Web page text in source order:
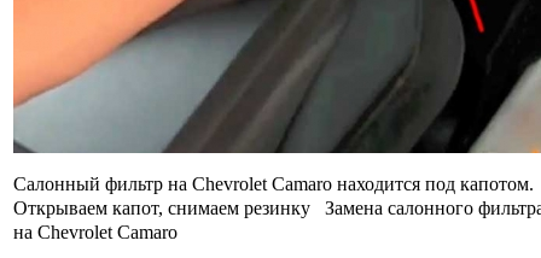
Салонный фильтр на Chevrolet Camaro находится под капотом.
Открываем капот, снимаем резинку Замена салонного
на Chevrolet Camaro